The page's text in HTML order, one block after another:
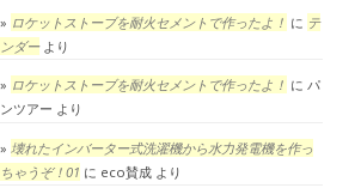
ロケットストーブを耐火セメントで作ったよ！ に テ
ンダーより
ロケットストーブを耐火セメントで作ったよ！ に パ
ンツアー より
壊れたインバーター式洗濯機から水力発電機を作っ
ちゃうぞ！01 に eco賛成 より